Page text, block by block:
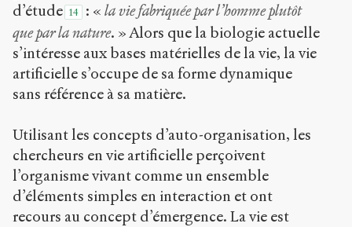
d’étude 14 : « la vie fabriquée par l’homme plutôt
que par la nature. » Alors que la biologie actuelle
s’intéresse aux bases matérielles de la vie, la vie
artificielle s’occupe de sa forme dynamique
sans référence à sa matière.
Utilisant les concepts d’auto-organisation, les
chercheurs en vie artificielle perçoivent
l’organisme vivant comme un ensemble
d’éléments simples en interaction et ont
recours au concept d’émergence. La vie est